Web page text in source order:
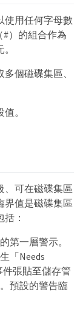
使用任何字母數
）的組合作為
個磁碟集區、
。
、可在磁碟集區
界值是磁碟集區
：
第一層警示。
「Needs
張貼至儲存管
預設的警告臨